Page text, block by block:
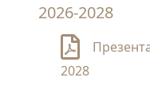
2026-2028
2028